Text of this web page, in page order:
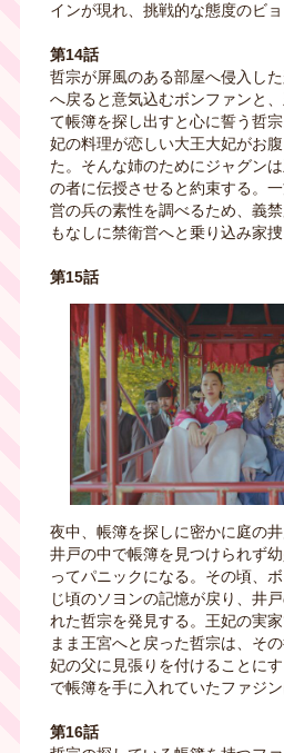
インが現れ、挑戦的な態度のビ
第14話
哲宗が屏風のある部屋へ侵入し
へ戻ると意気込むボンファンと
て帳簿を探し出すと心に誓う哲
妃の料理が恋しい大王大妃がお
た。そんな姉のためにジャグン
の者に伝授させると約束する。
営の兵の素性を調べるため、義
もなしに禁衛営へと乗り込み家捜
第15話
夜中、帳簿を探しに密かに庭の井
井戸の中で帳簿を見つけられず
ってパニックになる。その頃、
じ頃のソヨンの記憶が戻り、井
れた哲宗を発見する。王妃の実
まま王宮へと戻った哲宗は、そ
妃の父に見張りを付けることに
で帳簿を手に入れていたファジ
第16話